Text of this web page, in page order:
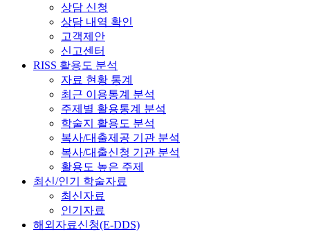
상담 신청
상담 내역 확인
고객제안
신고센터
RISS 활용도 분석
자료 현황 통계
최근 이용통계 분석
주제별 활용통계 분석
학술지 활용도 분석
복사/대출제공 기관 분석
복사/대출신청 기관 분석
활용도 높은 주제
최신/인기 학술자료
최신자료
인기자료
해외자료신청(E-DDS)